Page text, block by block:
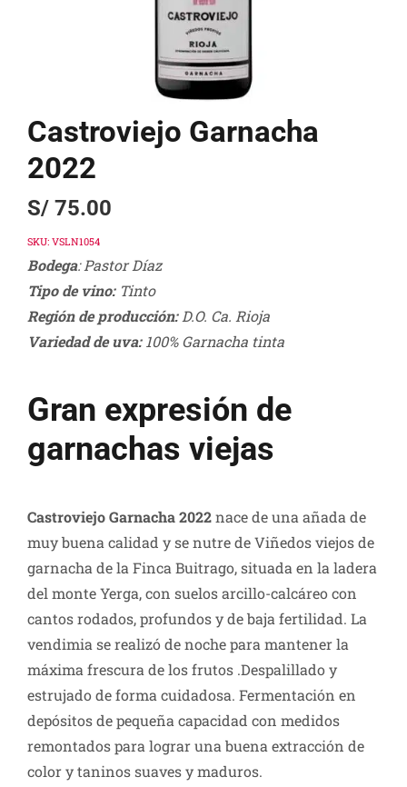
Castroviejo Garnacha
2022
S/75.00
SKU: VSLN1054
Bodega: Pastor Díaz
Tipo de vino:Tinto
Región de producción:D.O. Ca. Rioja
Variedad de uva: 100% Garnacha tinta
Gran expresión de
garnachas viejas
Castroviejo Garnacha 2022nace de una añada de
muy buena calidad y se nutre de Viñedos viejos de
garnacha de la Finca Buitrago, situada en la ladera
del monte Yerga, con suelos arcillo-calcáreo con
cantos rodados, profundos y de baja fertilidad. La
vendimia se realizó de noche para mantener la
máxima frescura de los frutos .Despalillado y
estrujado de forma cuidadosa. Fermentación en
depósitos de pequeña capacidad con medidos
remontados para lograr una buena extracción de
color y taninos suaves y maduros.